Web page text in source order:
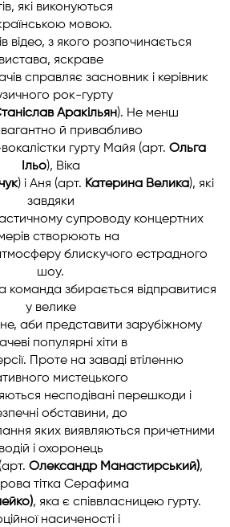
які виконуються
мовою.
відео, з якого розпочинається
вистава, яскраве
справляє засновник і керівник
рок-гурту
Аракільян). Не менш
й привабливо
гурту Майя (арт. Ольга
Ільо), Віка
) і Аня (арт. Катерина Велика), які
завдяки
супроводу концертних
створюють на
блискучого естрадного
шоу.
команда збирається відправитися
у велике
аби представити зарубіжному
популярні хіти в
Проте на заваді втіленню
мистецького
несподівані перешкоди і
обставини, до
яких виявляються причетними
водій і охоронець
Олександр Манастирський),
тітка Серафима
, яка є співвласницею гурту.
насиченості і